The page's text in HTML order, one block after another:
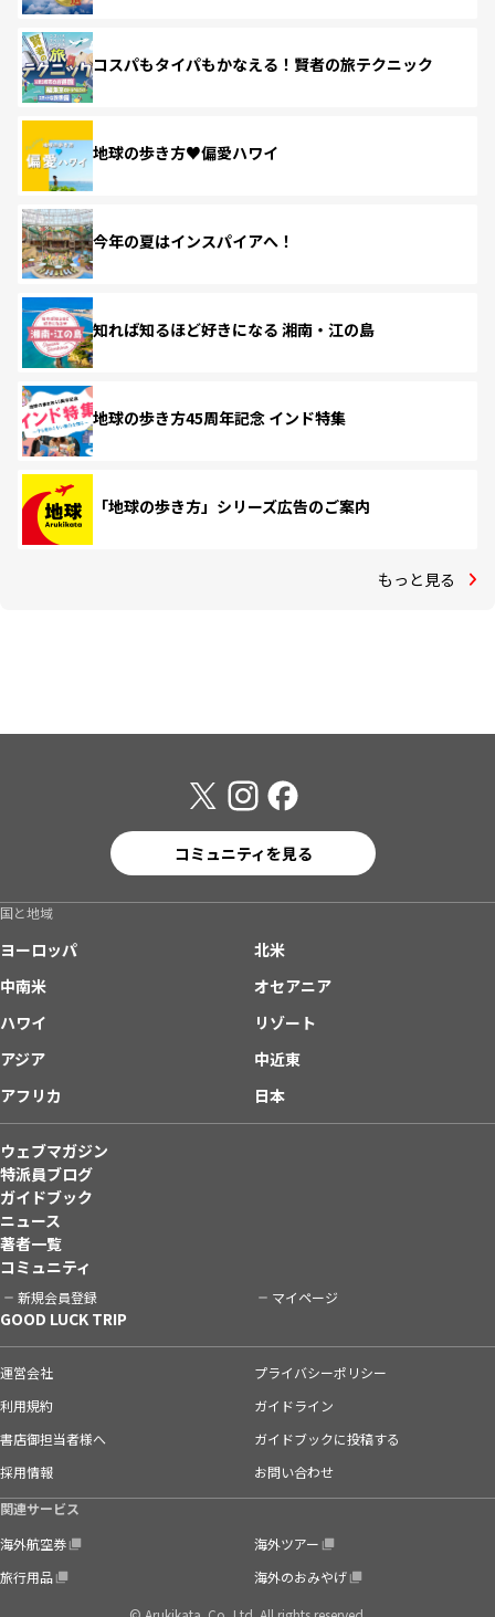
コスパもタイパもかなえる！賢者の旅テクニック
地球の歩き方♥偏愛ハワイ
今年の夏はインスパイアへ！
知れば知るほど好きになる 湘南・江の島
地球の歩き方45周年記念 インド特集
「地球の歩き方」シリーズ広告のご案内
もっと見る
コミュニティを見る
国と地域
ヨーロッパ
北米
中南米
オセアニア
ハワイ
リゾート
アジア
中近東
アフリカ
日本
ウェブマガジン
特派員ブログ
ガイドブック
ニュース
著者一覧
コミュニティ
新規会員登録 マイページ
GOOD LUCK TRIP
運営会社
プライバシーポリシー
利用規約
ガイドライン
書店御担当者様へ
ガイドブックに投稿する
採用情報
お問い合わせ
関連サービス
海外航空券
海外ツアー
旅行用品
海外のおみやげ